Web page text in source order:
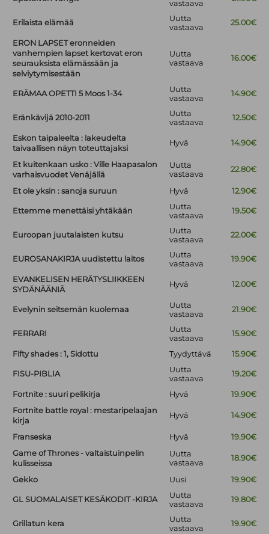
vastaava
Erilaista elämää
Uutta
vastaava
25.00€
ERON LAPSET eronneiden
vanhempien lapset kertovat eron
seurauksista elämässään ja
selviytymisestään
Uutta
vastaava
16.00€
ERÄMAA OPETTI 5 Moos 1-34
Uutta
vastaava
14.90€
Eränkävijä 2010-2011
Uutta
vastaava
12.50€
Eskon taipaleelta : lakeudelta
taivaallisen näyn toteuttajaksi
Hyvä 14.90€
Et kuitenkaan usko : Ville Haapasalon
varhaisvuodet Venäjällä
Uutta
vastaava
22.80€
Et ole yksin : sanoja suruun Hyvä 12.90€
Ettemme menettäisi yhtäkään
Uutta
vastaava
19.50€
Euroopan juutalaisten kutsu
Uutta
vastaava
22.00€
EUROSANAKIRJA uudistettu laitos
Uutta
vastaava
19.90€
EVANKELISEN HERÄTYSLIIKKEEN
SYDÄNÄÄNIÄ
Hyvä 12.00€
Evelynin seitsemän kuolemaa
Uutta
vastaava
21.90€
FERRARI
Uutta
vastaava
15.90€
Fifty shades : 1, Sidottu Tyydyttävä 15.90€
FISU-PIBLIA
Uutta
vastaava
19.20€
Fortnite : suuri pelikirja Hyvä
19.90€
Fortnite battle royal : mestaripelaajan
kirja
Hyvä 14.90€
Franseska Hyvä
19.90€
Game of Thrones - valtaistuinpelin
kulisseissa
Uutta
vastaava
18.90€
Gekko Uusi 19.90€
GL SUOMALAISET KESÄKODIT -KIRJA
Uutta
vastaava
19.80€
Grillatun kera
Uutta
vastaava
19.90€